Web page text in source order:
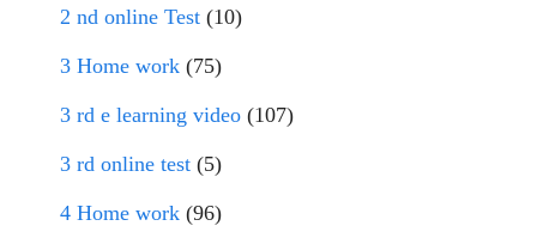
2 nd online Test (10)
3 Home work (75)
3 rd e learning video (107)
3 rd online test (5)
4 Home work (96)